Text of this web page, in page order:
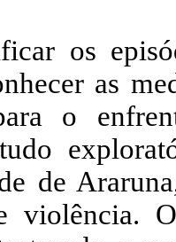
os
as
o
de
violência.